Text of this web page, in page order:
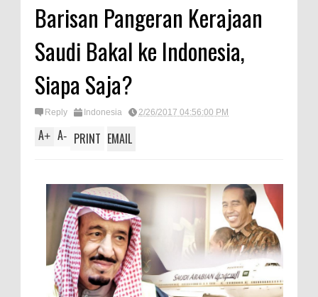
Barisan Pangeran Kerajaan
Saudi Bakal ke Indonesia,
Siapa Saja?
Reply Indonesia 2/26/2017 04:56:00 PM
A+ A- PRINT EMAIL